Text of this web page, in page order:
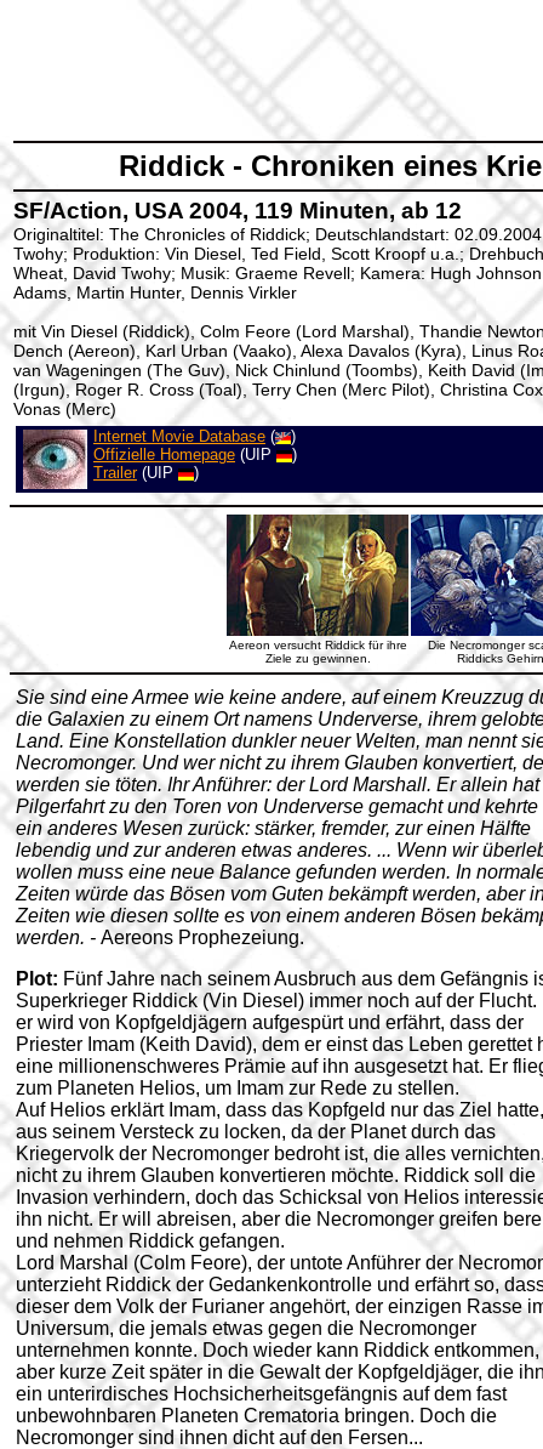
Riddick - Chroniken eines
SF/Action, USA 2004, 119 Minuten, ab 12
Originaltitel: The Chronicles of Riddick; Deutschlandstart:
Twohy; Produktion: Vin Diesel, Ted Field, Scott Kroopf u.a.;
Wheat, David Twohy; Musik: Graeme Revell; Kamera: Hugh
Adams, Martin Hunter, Dennis Virkler
mit Vin Diesel (Riddick), Colm Feore (Lord Marshal), Thandie
Dench (Aereon), Karl Urban (Vaako), Alexa Davalos (Kyra), Linus
van Wageningen (The Guv), Nick Chinlund (Toombs), Keith David
(Irgun), Roger R. Cross (Toal), Terry Chen (Merc Pilot), Christina
Vonas (Merc)
Internet Movie Database (
)
Offizielle Homepage (UIP
)
Trailer(UIP )
Aereon versucht Riddick für ihre
Ziele zu gewinnen.
Die Necromonger
Riddicks
Sie sind eine Armee wie keine andere, auf einem Kreuzzug
die Galaxien zu einem Ort namens Underverse, ihrem
Land. Eine Konstellation dunkler neuer Welten, man nennt
Necromonger. Und wer nicht zu ihrem Glauben konvertiert,
werden sie töten. Ihr Anführer: der Lord Marshall. Er allein
Pilgerfahrt zu den Toren von Underverse gemacht und kehrte
ein anderes Wesen zurück: stärker, fremder, zur einen Hälfte
lebendig und zur anderen etwas anderes. ... Wenn wir
wollen muss eine neue Balance gefunden werden. In
Zeiten würde das Bösen vom Guten bekämpft werden, aber
Zeiten wie diesen sollte es von einem anderen Bösen
werden. - Aereons Prophezeiung.
Plot: Fünf Jahre nach seinem Ausbruch aus dem Gefängnis
Superkrieger Riddick (Vin Diesel) immer noch auf der Flucht.
er wird von Kopfgeldjägern aufgespürt und erfährt, dass der
Priester Imam (Keith David), dem er einst das Leben gerettet
eine millionenschweres Prämie auf ihn ausgesetzt hat. Er
zum Planeten Helios, um Imam zur Rede zu stellen.
Auf Helios erklärt Imam, dass das Kopfgeld nur das Ziel
aus seinem Versteck zu locken, da der Planet durch das
Kriegervolk der Necromonger bedroht ist, die alles
nicht zu ihrem Glauben konvertieren möchte. Riddick soll die
Invasion verhindern, doch das Schicksal von Helios
ihn nicht. Er will abreisen, aber die Necromonger greifen
und nehmen Riddick gefangen.
Lord Marshal (Colm Feore), der untote Anführer der
unterzieht Riddick der Gedankenkontrolle und erfährt so,
dieser dem Volk der Furianer angehört, der einzigen Rasse
Universum, die jemals etwas gegen die Necromonger
unternehmen konnte. Doch wieder kann Riddick entkommen,
aber kurze Zeit später in die Gewalt der Kopfgeldjäger, die
ein unterirdisches Hochsicherheitsgefängnis auf dem fast
unbewohnbaren Planeten Crematoria bringen. Doch die
Necromonger sind ihnen dicht auf den Fersen...